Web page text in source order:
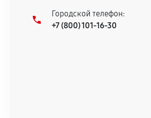
Городской телефон:
+7 (800) 101-16-30